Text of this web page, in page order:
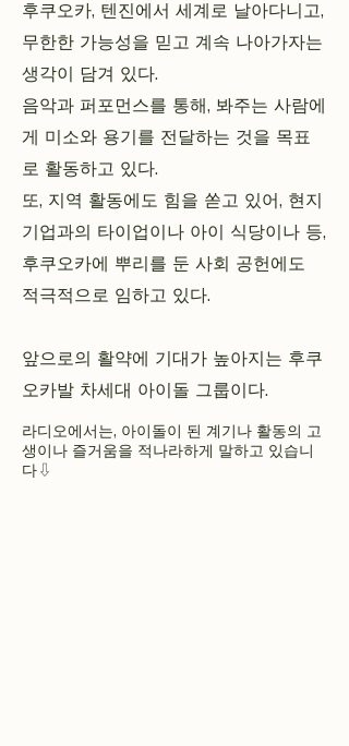
후쿠오카, 텐진에서 세계로 날아다니고,
무한한 가능성을 믿고 계속 나아가자는
생각이 담겨 있다.
음악과 퍼포먼스를 통해, 봐주는 사람에
게 미소와 용기를 전달하는 것을 목표
로 활동하고 있다.
또, 지역 활동에도 힘을 쏟고 있어, 현지
기업과의 타이업이나 아이 식당이나 등,
후쿠오카에 뿌리를 둔 사회 공헌에도
적극적으로 임하고 있다.
앞으로의 활약에 기대가 높아지는 후쿠
오카발 차세대 아이돌 그룹이다.
라디오에서는, 아이돌이 된 계기나 활동의 고
생이나 즐거움을 적나라하게 말하고 있습니
다⇩